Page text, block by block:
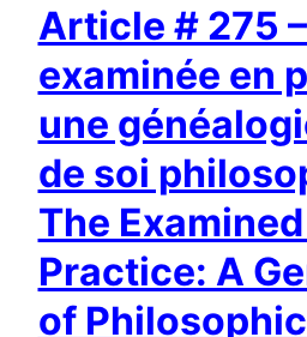
Article # 275
examinée en
une
de soi
The
Practice: A
of